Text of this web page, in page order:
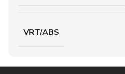
VRT/ABS